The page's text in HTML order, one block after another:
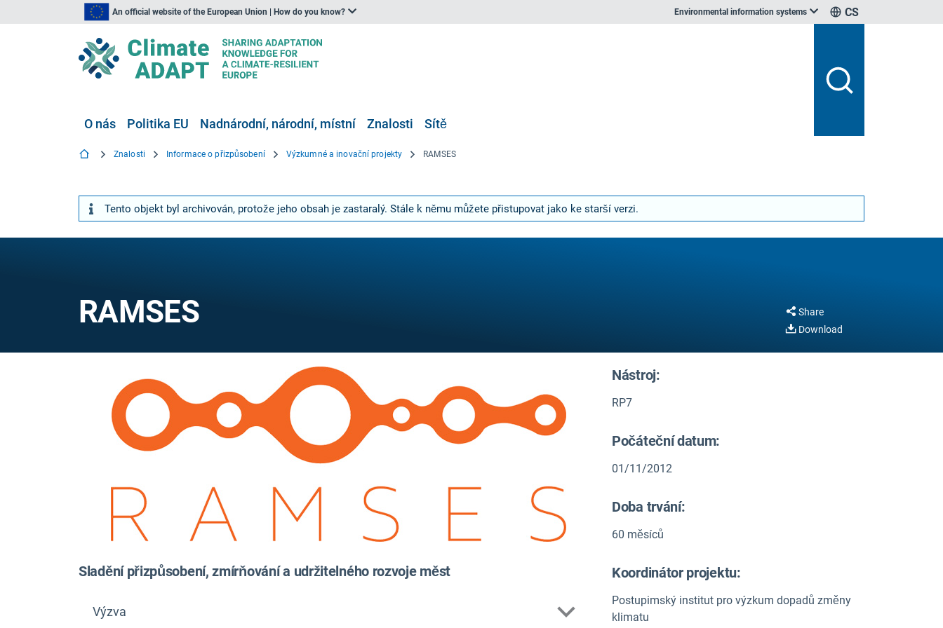
An official website of the European Union | How do you know? Environmental information systems CS
O nás Politika EU Nadnárodní, národní, místní Znalosti Sítě
Znalosti Informace o přizpůsobení Výzkumné a inovační projekty RAMSES
Tento objekt byl archivován, protože jeho obsah je zastaralý. Stále k němu můžete přistupovat jako ke starší verzi.
RAMSES
Share
Download
Sladění přizpůsobení, zmírňování a udržitelného rozvoje měst
Výzva
Nástroj:
RP7
Počáteční datum:
01/11/2012
Doba trvání:
60 měsíců
Koordinátor projektu:
Postupimský institut pro výzkum dopadů změny
klimatu